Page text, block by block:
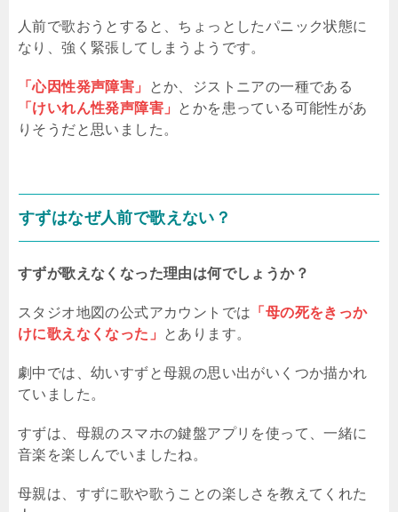
人前で歌おうとすると、ちょっとしたパニック状態に
なり、強く緊張してしまうようです。
「心因性発声障害」
とか、ジストニアの一種である
「けいれん性発声障害」 とかを患っている可能性があ
りそうだと思いました。
すずはなぜ人前で歌えない？
すずが歌えなくなった理由は何でしょうか？
スタジオ地図の公式アカウントでは 「母の死をきっか
けに歌えなくなった」
とあります。
劇中では、幼いすずと母親の思い出がいくつか描かれ
ていました。
すずは、母親のスマホの鍵盤アプリを使って、一緒に
音楽を楽しんでいましたね。
母親は、すずに歌や歌うことの楽しさを教えてくれた